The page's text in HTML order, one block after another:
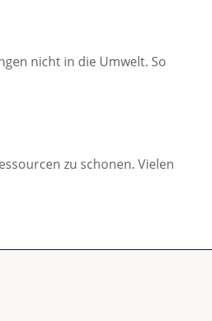
nicht in die Umwelt. So
zu schonen. Vielen